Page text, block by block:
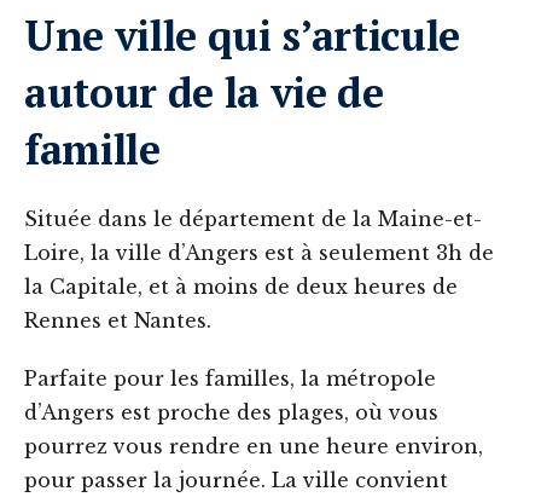
Une ville qui s’articule
autour de la vie de
famille
Située dans le département de la Maine-et-
Loire, la ville d’Angers est à seulement 3h de
la Capitale, et à moins de deux heures de
Rennes et Nantes.
Parfaite pour les familles, la métropole
d’Angers est proche des plages, où vous
pourrez vous rendre en une heure environ,
pour passer la journée. La ville convient